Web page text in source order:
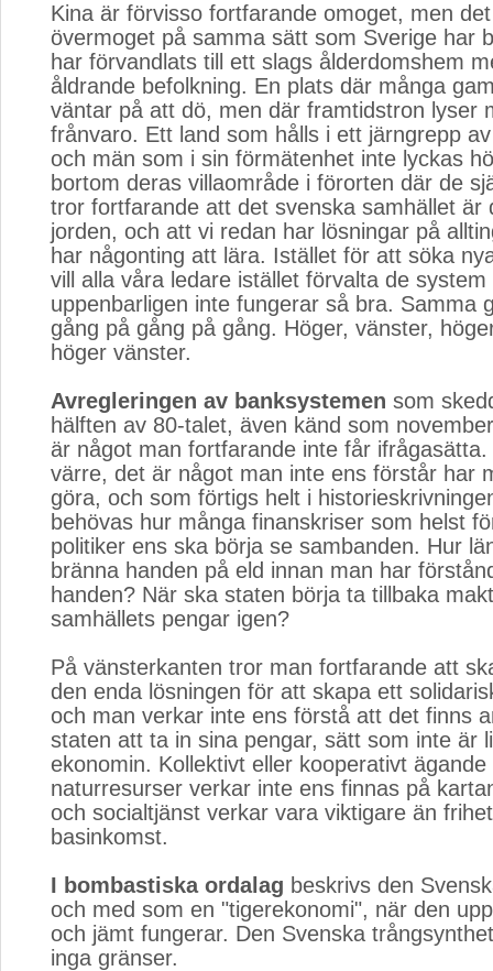
Kina är förvisso fortfarande omoget, men
övermoget på samma sätt som Sverige har
har förvandlats till ett slags ålderdomshem
åldrande befolkning. En plats där många
väntar på att dö, men där framtidstron lyser
frånvaro. Ett land som hålls i ett järngrepp
och män som i sin förmätenhet inte lyckas
bortom deras villaområde i förorten där de
tror fortfarande att det svenska samhället är
jorden, och att vi redan har lösningar på
har någonting att lära. Istället för att söka
vill alla våra ledare istället förvalta de system
uppenbarligen inte fungerar så bra. Samma
gång på gång på gång. Höger, vänster,
höger vänster.
Avregleringen av banksystemen som
hälften av 80-talet, även känd som
är något man fortfarande inte får ifrågasätta.
värre, det är något man inte ens förstår har
göra, och som förtigs helt i
behövas hur många finanskriser som helst
politiker ens ska börja se sambanden. Hur
bränna handen på eld innan man har
handen? När ska staten börja ta tillbaka
samhällets pengar igen?
På vänsterkanten tror man fortfarande att
den enda lösningen för att skapa ett
och man verkar inte ens förstå att det finns
staten att ta in sina pengar, sätt som inte är
ekonomin. Kollektivt eller kooperativt ägande
naturresurser verkar inte ens finnas på
och socialtjänst verkar vara viktigare än
basinkomst.
I bombastiska ordalag beskrivs den
och med som en "tigerekonomi", när den
och jämt fungerar. Den Svenska
inga gränser.